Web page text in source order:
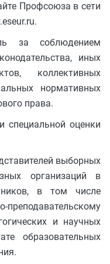
Профсоюза в сети
за соблюдением
иных
коллективных
нормативных
права.
специальной оценки
выборных
организаций в
в том числе
и научных
образовательных